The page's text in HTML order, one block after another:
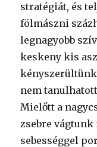
stratégiát, és
fölmászni
legnagyobb
keskeny kis
nem
Mielőtt a
zsebre
sebességgel